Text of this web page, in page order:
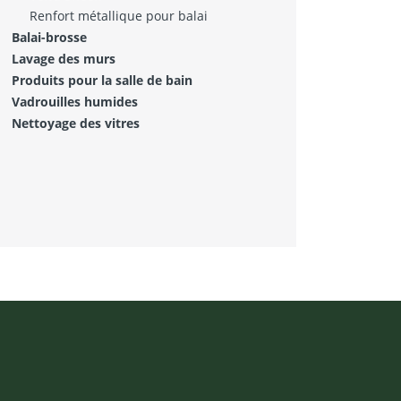
Renfort métallique pour balai
Balai-brosse
Lavage des murs
Produits pour la salle de bain
Vadrouilles humides
Nettoyage des vitres